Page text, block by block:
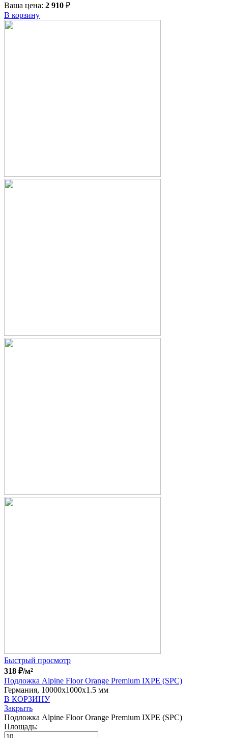
Ваша цена: 2 910 ₽
В корзину
Быстрый просмотр
318 ₽/м²
Подложка Alpine Floor Orange Premium IXPE (SPC)
Германия, 10000x1000x1.5 мм
В КОРЗИНУ
Закрыть
Подложка Alpine Floor Orange Premium IXPE (SPC)
Площадь: